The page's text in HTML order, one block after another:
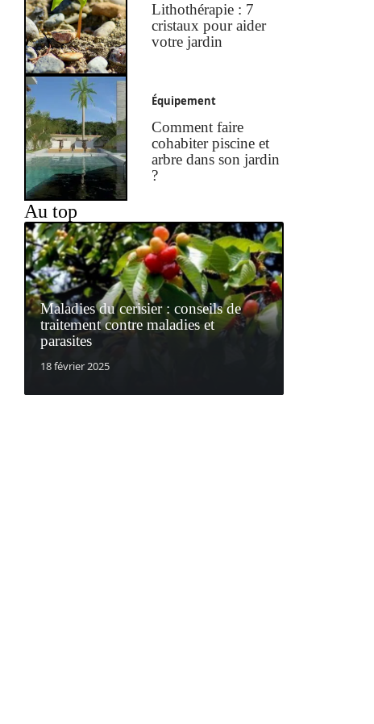
Lithothérapie : 7
cristaux pour aider
votre jardin
Équipement
Comment faire
cohabiter piscine et
arbre dans son jardin
?
Au top
Maladies du cerisier : conseils de
traitement contre maladies et
parasites
18 février 2025